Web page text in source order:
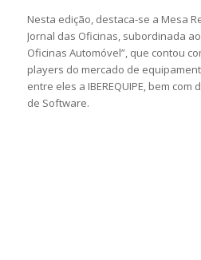
Nesta edição, destaca-se a Mesa
Jornal das Oficinas, subordinada
Oficinas Automóvel”, que contou
players do mercado de
entre eles a IBEREQUIPE, bem
de Software.